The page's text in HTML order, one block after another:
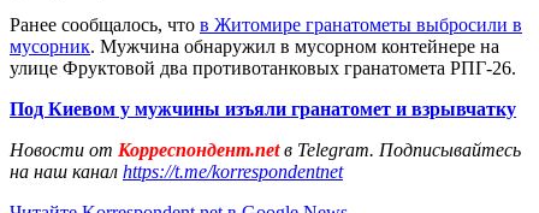
Ранее сообщалось, что в Житомире гранатометы выбросили в
мусорник. Мужчина обнаружил в мусорном контейнере на
улице Фруктовой два противотанковых гранатомета РПГ-26.
Под Киевом у мужчины изъяли гранатомет и взрывчатку
Новости от Корреспондент.netв Telegram. Подписывайтесь
на наш канал https://t.me/korrespondentnet